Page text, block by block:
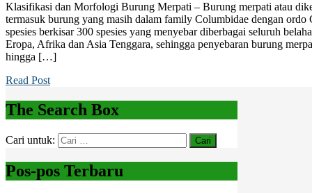
Klasifikasi dan Morfologi Burung Merpati – Burung merpati atau
termasuk burung yang masih dalam family Columbidae dengan
spesies berkisar 300 spesies yang menyebar diberbagai seluruh
Eropa, Afrika dan Asia Tenggara, sehingga penyebaran burung
hingga […]
Read Post
The Search Box
Cari untuk:
Pos-pos Terbaru